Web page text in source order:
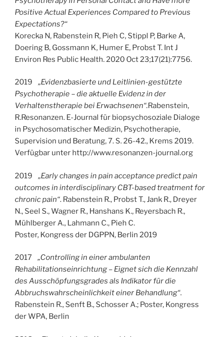
Positive Actual Experiences Compared to Previous
Expectations?“
Korecka N, Rabenstein R, Pieh C, Stippl P, Barke A,
Doering B, Gossmann K, Humer E, Probst T. Int J
Environ Res Public Health. 2020 Oct 23;17(21):7756.
2019„Evidenzbasierte und Leitlinien-gestützte
Psychotherapie – die aktuelle Evidenz in der
Verhaltenstherapie bei Erwachsenen“.Rabenstein,
R.Resonanzen. E-Journal für biopsychosoziale Dialoge
in Psychosomatischer Medizin, Psychotherapie,
Supervision und Beratung, 7. S. 26-42., Krems 2019.
Verfügbar unter http://www.resonanzen-journal.org
2019 „Early changes in pain acceptance predict pain
outcomes in interdisciplinary CBT-based treatment for
chronic pain“. Rabenstein R., Probst T., Jank R., Dreyer
N., Seel S., Wagner R., Hanshans K., Reyersbach R.,
Mühlberger A., Lahmann C., Pieh C.
Poster, Kongress der DGPPN, Berlin 2019
2017„Controlling in einer ambulanten
Rehabilitationseinrichtung – Eignet sich die Kennzahl
des Ausschöpfungsgrades als Indikator für die
Abbruchswahrscheinlichkeit einer Behandlung“.
Rabenstein R., Senft B., Schosser A.; Poster, Kongress
der WPA, Berlin